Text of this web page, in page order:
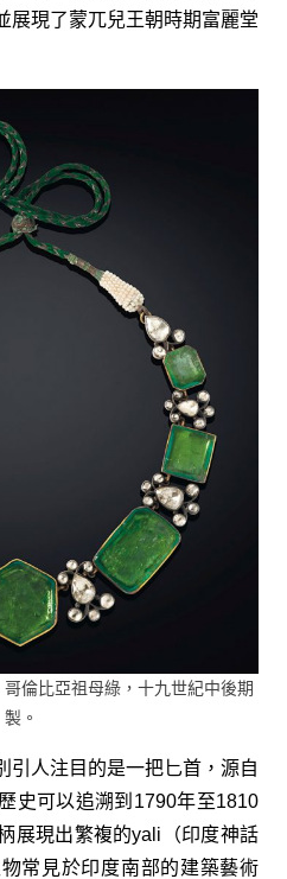
展現了蒙兀兒王朝時期富麗堂
倫比亞祖母綠，十九世紀中後期
製。
引人注目的是一把匕首，源自
史可以追溯到1790年至1810
展現出繁複的yali（印度神話
常見於印度南部的建築藝術